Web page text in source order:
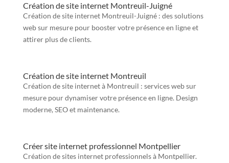
Création de site internet Montreuil-Juigné
Création de site internet Montreuil-Juigné : des solutions
web sur mesure pour booster votre présence en ligne et
attirer plus de clients.
Création de site internet Montreuil
Création de site internet à Montreuil : services web sur
mesure pour dynamiser votre présence en ligne. Design
moderne, SEO et maintenance.
Créer site internet professionnel Montpellier
Création de sites internet professionnels à Montpellier.